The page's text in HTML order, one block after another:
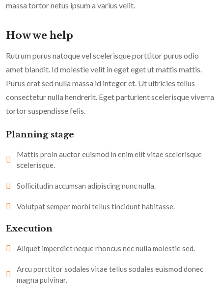
massa tortor netus ipsum a varius velit.
How we help
Rutrum purus natoque vel scelerisque porttitor purus odio
amet blandit. Id molestie velit in eget eget ut mattis mattis.
Purus erat sed nulla massa id integer et. Ut ultricies tellus
consectetur nulla hendrerit. Eget parturient scelerisque viverra
tortor suspendisse felis.
Planning stage
Mattis proin auctor euismod in enim elit vitae scelerisque
scelerisque.
Sollicitudin accumsan adipiscing nunc nulla.
Volutpat semper morbi tellus tincidunt habitasse.
Execution
Aliquet imperdiet neque rhoncus nec nulla molestie sed.
Arcu porttitor sodales vitae tellus sodales euismod donec
magna pulvinar.